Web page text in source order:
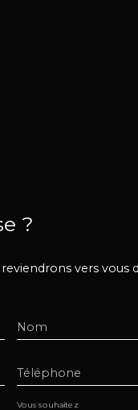
?
vers vous
Nom
Téléphone
Vous souhaitez